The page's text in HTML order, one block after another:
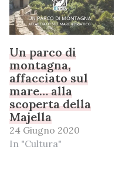
Un parco di
montagna,
affacciato sul
mare… alla
scoperta della
Majella
24 Giugno 2020
In "Cultura"